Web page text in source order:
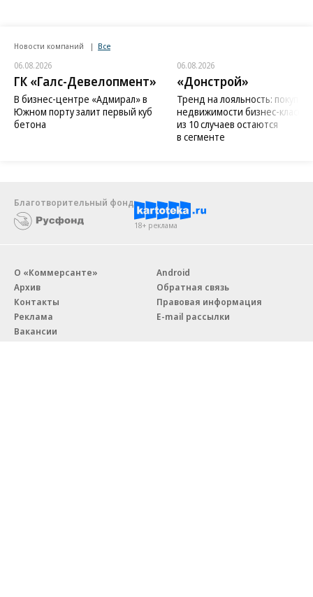
Новости компаний Все
06.08.2026
ГК «Галс-Девелопмент»
В бизнес-центре «Адмирал» в
Южном порту залит первый куб
бетона
06.08.2026
«Донстрой»
Тренд на лояльность:
недвижимости бизнес-класса
из 10 случаев остаются
в сегменте
Благотворительный фонд
18+ реклама
О «Коммерсанте»
Архив
Контакты
Реклама
Вакансии
Android
Обратная связь
Правовая информация
E-mail рассылки